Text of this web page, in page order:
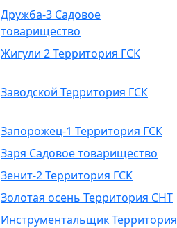
Дружба-3 Садовое
товарищество
Жигули 2 Территория ГСК
Заводской Территория ГСК
Запорожец-1 Территория ГСК
Заря Садовое товарищество
Зенит-2 Территория ГСК
Золотая осень Территория СНТ
Инструментальщик Территория